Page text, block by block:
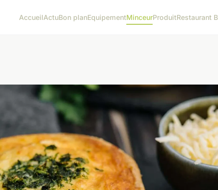
AccueilActuBon planEquipementMinceurProduitRestaurant